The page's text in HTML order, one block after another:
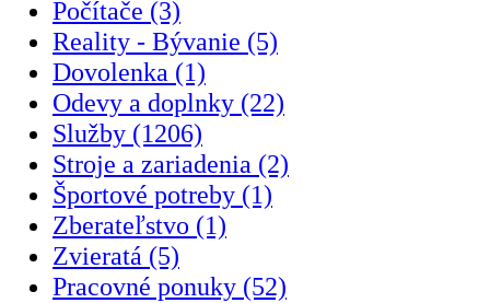
Počítače (3)
Reality - Bývanie (5)
Dovolenka (1)
Odevy a doplnky (22)
Služby (1206)
Stroje a zariadenia (2)
Športové potreby (1)
Zberateľstvo (1)
Zvieratá (5)
Pracovné ponuky (52)